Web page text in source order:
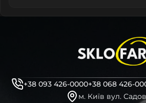
+38 093 426-0000+38 068 426-
м. Київ вул.